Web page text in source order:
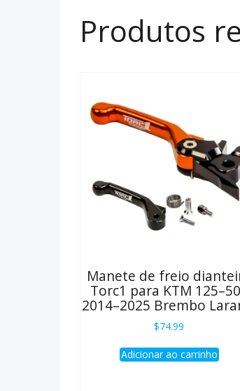
Produtos
Manete de freio
Torc1 para KTM
2014–2025 Brembo
$74.99
Adicionar ao carrinho